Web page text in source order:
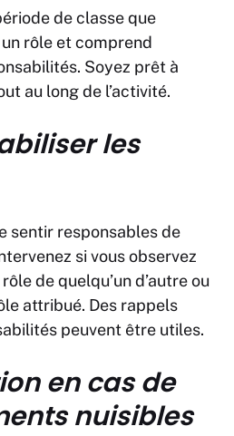
de classe que
rôle et comprend
Soyez prêt à
au long de l’activité.
les
sentir responsables de
si vous observez
de quelqu’un d’autre ou
attribué. Des rappels
peuvent être utiles.
en cas de
nuisibles